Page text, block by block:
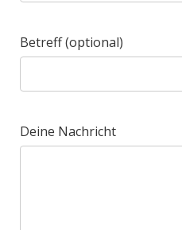
Betreff (optional)
Deine Nachricht